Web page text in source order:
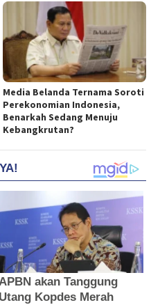
Media Belanda Ternama Soroti
Perekonomian Indonesia,
Benarkah Sedang Menuju
Kebangkrutan?